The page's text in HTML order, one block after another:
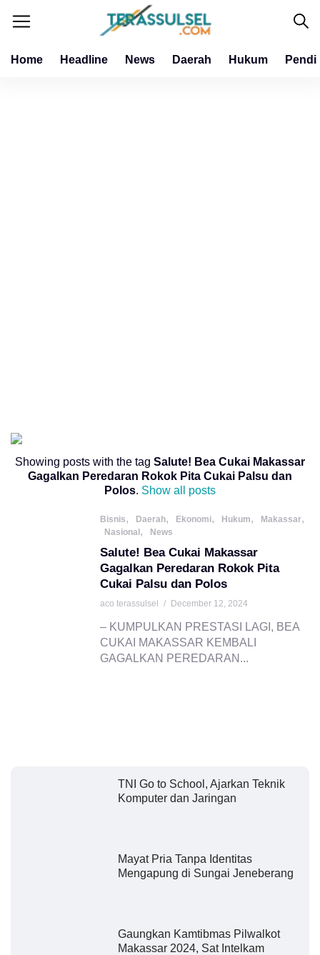
Home Headline News Daerah Hukum
Showing posts with the tag Salute! Bea Cukai Makassar
Gagalkan Peredaran Rokok Pita Cukai Palsu dan
Polos. Show all posts
Bisnis, Daerah, Ekonomi, Hukum, Makassar,
Nasional , News
Salute! Bea Cukai Makassar
Gagalkan Peredaran Rokok Pita
Cukai Palsu dan Polos
aco terassulsel / December 12, 2024
– KUMPULKAN PRESTASI LAGI, BEA
CUKAI MAKASSAR KEMBALI
GAGALKAN PEREDARAN...
TNI Go to School, Ajarkan Teknik
Komputer dan Jaringan
Mayat Pria Tanpa Identitas
Mengapung di Sungai Jeneberang
Gaungkan Kamtibmas Pilwalkot
Makassar 2024, Sat Intelkam